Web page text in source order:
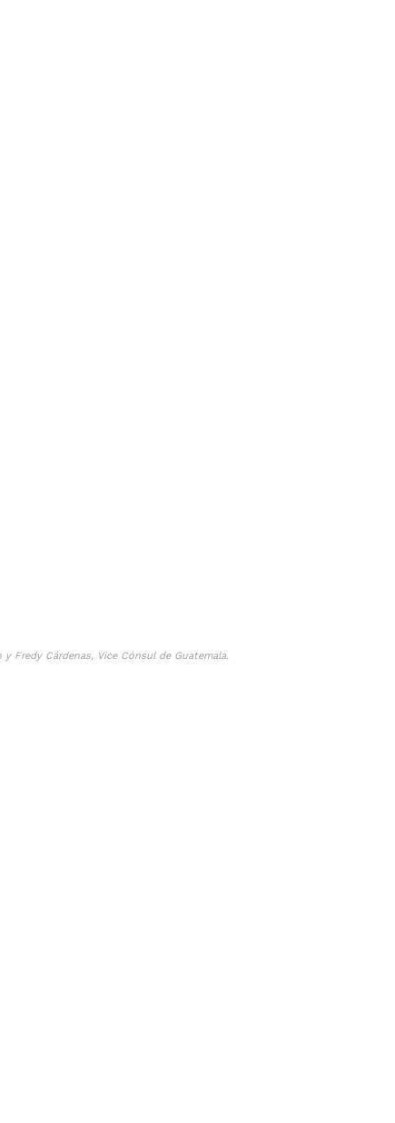
Fredy Cárdenas, Vice Cónsul de Guatemala.